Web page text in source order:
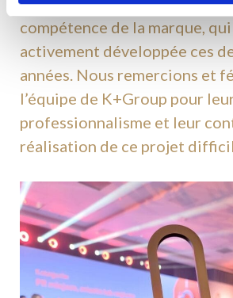
compétence de la marque, qui
activement développée ces
années. Nous remercions et
l’équipe de K+Group pour
professionnalisme et leur
réalisation de ce projet